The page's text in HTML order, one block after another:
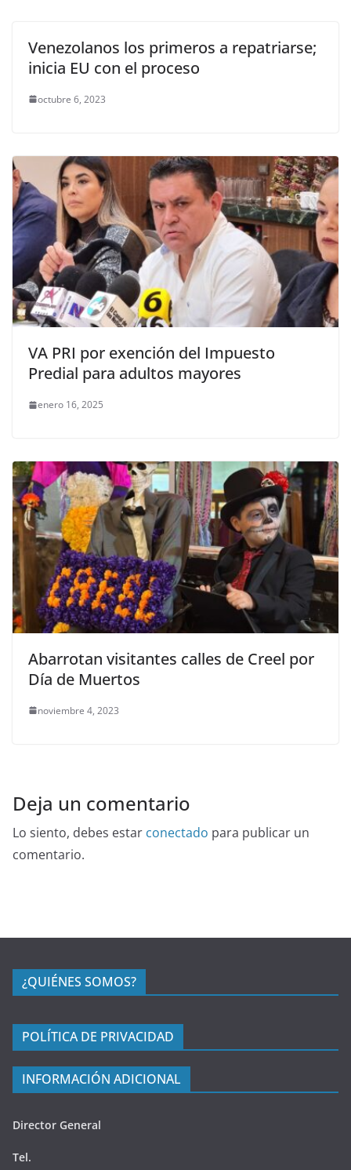
Venezolanos los primeros a repatriarse;
inicia EU con el proceso
octubre 6, 2023
VA PRI por exención del Impuesto
Predial para adultos mayores
enero 16, 2025
Abarrotan visitantes calles de Creel por
Día de Muertos
noviembre 4, 2023
Deja un comentario
Lo siento, debes estar conectado para publicar un
comentario.
¿QUIÉNES SOMOS?
POLÍTICA DE PRIVACIDAD
INFORMACIÓN ADICIONAL
Director General
Tel.